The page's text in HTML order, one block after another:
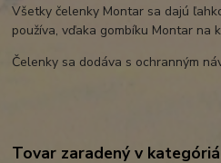
Všetky čelenky Montar sa dajú
používa, vďaka gombíku Montar na
Čelenky sa dodáva s ochranným
Tovar zaradený v